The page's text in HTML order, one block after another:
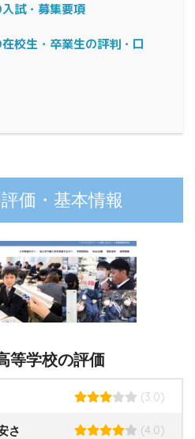
試・募集要項
校生・卒業生の評判・口
価・基本情報
等学校の評価
(3.0)
さ (4.0)